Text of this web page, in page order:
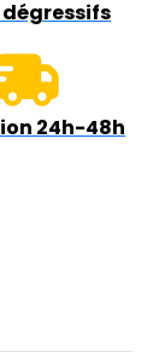
24h-48h